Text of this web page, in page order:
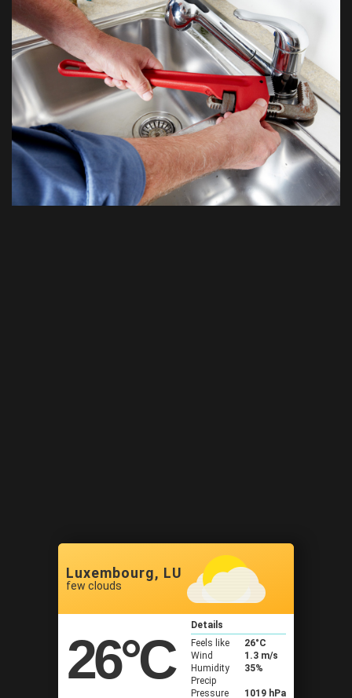
Luxembourg, LU
few clouds
26°C
Details
Feels like
26°C
Wind
1.3 m/s
Humidity
35%
Precip
Pressure
1019 hPa